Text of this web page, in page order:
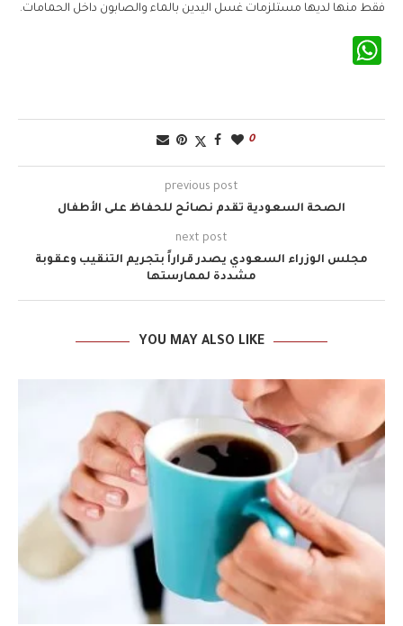
فقط منها لديها مستلزمات غسل اليدين بالماء والصابون داخل الحمامات.
0
previous post
الصحة السعودية تقدم نصائح للحفاظ على الأطفال
next post
مجلس الوزراء السعودي يصدر قراراً بتجريم التنقيب وعقوبة
مشددة لممارستها
YOU MAY ALSO LIKE